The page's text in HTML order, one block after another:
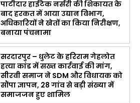
पाटीदार हाईटेक नर्सरी की शिकायत के
बाद हरकत में आया उद्यान विभाग,
अधिकारियों ने खेतों का किया निरीक्षण,
बनाया पंचनामा
सरदारपुर – धुलेट के हरिराम गेहलोत
हत्या कांड में सख्त कार्रवाई की मांग,
सीरवी समाज ने SDM और विधायक को
सौंपा ज्ञापन, 28 गांव से बड़ी संख्या में
समाजजन हुए शामिल